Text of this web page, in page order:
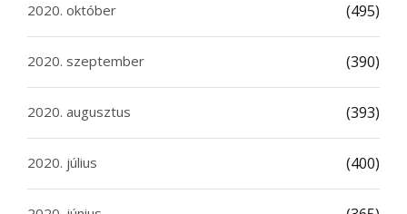
2020. október (495)
2020. szeptember (390)
2020. augusztus (393)
2020. július (400)